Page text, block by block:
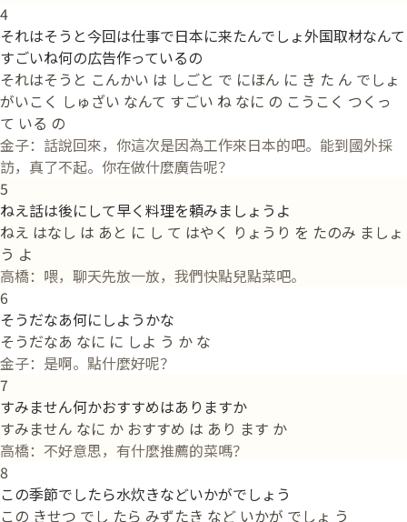
4
それはそうと今回は仕事で日本に来たんでしょ外国取材なんて
すごいね何の広告作っているの
それはそうと こんかい は しごと で にほん に き た ん でしょ
がいこく しゅざい なんて すごい ね なに の こうこく つくっ
て いる の
金子：話說回來，你這次是因為工作來日本的吧。能到國外採
訪，真了不起。你在做什麼廣告呢？
5
ねえ話は後にして早く料理を頼みましょうよ
ねえ はなし は あと に し て はやく りょうり を たのみ ましょ
う よ
高橋：喂，聊天先放一放，我們快點兒點菜吧。
6
そうだなあ何にしようかな
そうだなあ なに に しよ う か な
金子：是啊。點什麼好呢？
7
すみません何かおすすめはありますか
すみません なに か おすすめ は あり ます か
高橋：不好意思，有什麼推薦的菜嗎？
8
この季節でしたら水炊きなどいかがでしょう
この きせつ でし たら みずたき など いかが でしょ う